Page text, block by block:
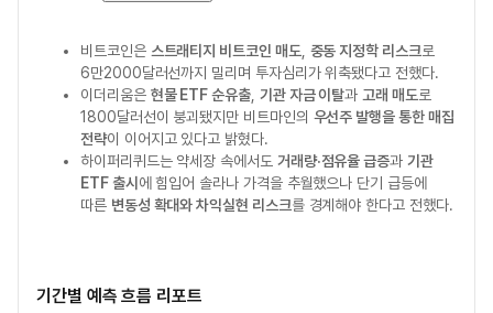
비트코인은 스트래티지 비트코인 매도, 중동 지정학 리스크로
6만2000달러선까지 밀리며 투자심리가 위축됐다고 전했다.
이더리움은 현물 ETF 순유출, 기관 자금 이탈과 고래 매도로
1800달러선이 붕괴됐지만 비트마인의 우선주 발행을 통한 매집
전략이 이어지고 있다고 밝혔다.
하이퍼리퀴드는 약세장 속에서도 거래량·점유율 급증과 기관
ETF 출시 에 힘입어 솔라나 가격을 추월했으나 단기 급등에
따른 변동성 확대와 차익실현 리스크를 경계해야 한다고 전했다.
기간별 예측 흐름 리포트